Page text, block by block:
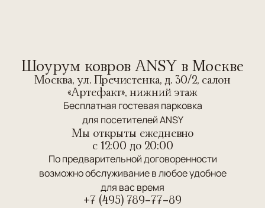
Шоурум ковров ANSY в Москве
Москва, ул. Пречистенка, д. 30/2, салон
«Артефакт», нижний этаж
Бесплатная гостевая парковка
для посетителей ANSY
Мы открыты ежедневно
c 12:00 до 20:00
По предварительной договоренности
возможно обслуживание в любое удобное
для вас время
+7 (495) 789-77-89